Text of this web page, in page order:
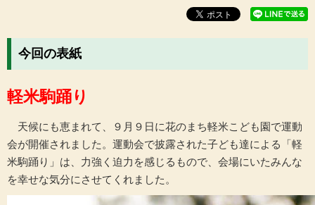
メ
今回の表紙
軽米駒踊り
天候にも恵まれて、９月９日に花のまち軽米こども園で運動
会が開催されました。運動会で披露された子ども達による「軽
米駒踊り」は、力強く迫力を感じるもので、会場にいたみんな
を幸せな気分にさせてくれました。